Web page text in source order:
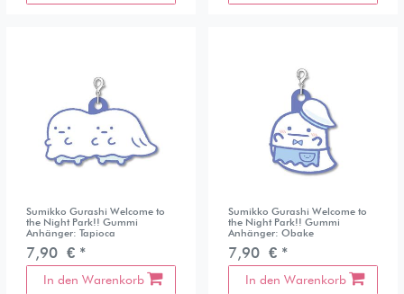
Sumikko Gurashi Welcome to
the Night Park!! Gummi
Anhänger: Tapioca
7,90 € *
In den Warenkorb
Sumikko Gurashi Welcome to
the Night Park!! Gummi
Anhänger: Obake
7,90 € *
In den Warenkorb